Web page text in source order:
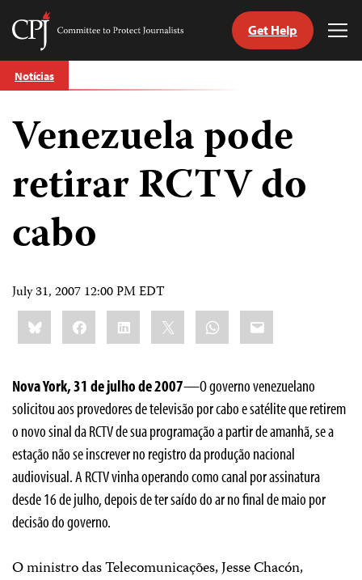
Skip
to
Committee
Journalists
Get Help
Notícias
Venezuela pode
retirar RCTV do
cabo
July 31, 2007 12:00 PM EDT
Share
this:BlueskyFacebookLinkedIn WhatsApp
Email
Nova York, 31 de julho de 2007—O governo venezuelano
solicitou aos provedores de televisão por cabo e satélite que retirem
o novo sinal da RCTV de sua programação a partir de amanhã, se a
estação não se inscrever no registro da produção nacional
audiovisual. A RCTV vinha operando como canal por assinatura
desde 16 de julho, depois de ter saído do ar no final de maio por
decisão do governo.
O ministro das Telecomunicações, Jesse Chacón,